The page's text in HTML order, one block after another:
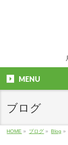
MENU
ブログ
HOME » ブログ » Blog »